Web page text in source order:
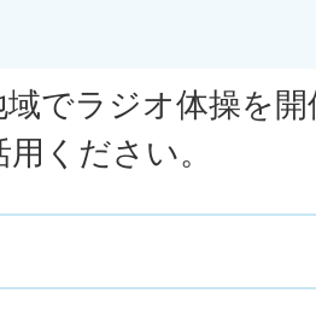
域でラジオ体操を
ください。